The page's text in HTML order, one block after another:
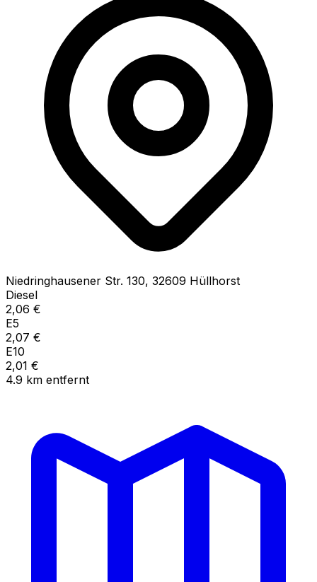
Niedringhausener Str. 130, 32609 Hüllhorst
Diesel
2,06 €
E5
2,07 €
E10
2,01 €
4.9 km entfernt